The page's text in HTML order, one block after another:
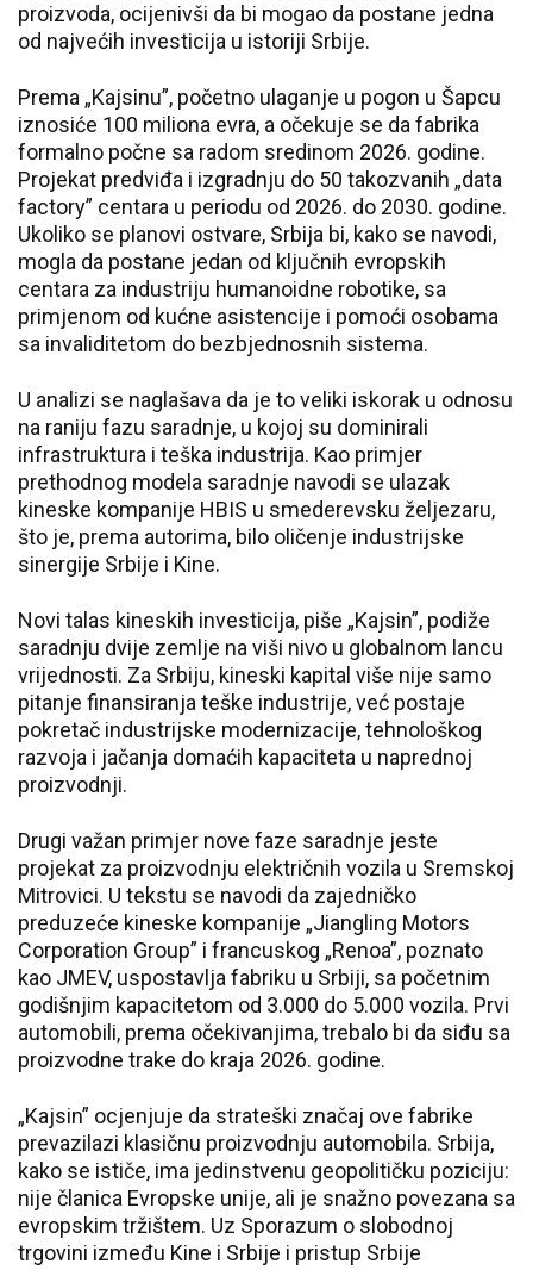
proizvoda, ocijenivši da bi mogao da postane jedna
od najvećih investicija u istoriji Srbije.
Prema „Kajsinu”, početno ulaganje u pogon u Šapcu
iznosiće 100 miliona evra, a očekuje se da fabrika
formalno počne sa radom sredinom 2026. godine.
Projekat predviđa i izgradnju do 50 takozvanih „data
factory” centara u periodu od 2026. do 2030. godine.
Ukoliko se planovi ostvare, Srbija bi, kako se navodi,
mogla da postane jedan od ključnih evropskih
centara za industriju humanoidne robotike, sa
primjenom od kućne asistencije i pomoći osobama
sa invaliditetom do bezbjednosnih sistema.
U analizi se naglašava da je to veliki iskorak u odnosu
na raniju fazu saradnje, u kojoj su dominirali
infrastruktura i teška industrija. Kao primjer
prethodnog modela saradnje navodi se ulazak
kineske kompanije HBIS u smederevsku željezaru,
što je, prema autorima, bilo oličenje industrijske
sinergije Srbije i Kine.
Novi talas kineskih investicija, piše „Kajsin”, podiže
saradnju dvije zemlje na viši nivo u globalnom lancu
vrijednosti. Za Srbiju, kineski kapital više nije samo
pitanje finansiranja teške industrije, već postaje
pokretač industrijske modernizacije, tehnološkog
razvoja i jačanja domaćih kapaciteta u naprednoj
proizvodnji.
Drugi važan primjer nove faze saradnje jeste
projekat za proizvodnju električnih vozila u Sremskoj
Mitrovici. U tekstu se navodi da zajedničko
preduzeće kineske kompanije „Jiangling Motors
Corporation Group” i francuskog „Renoa”, poznato
kao JMEV, uspostavlja fabriku u Srbiji, sa početnim
godišnjim kapacitetom od 3.000 do 5.000 vozila. Prvi
automobili, prema očekivanjima, trebalo bi da siđu sa
proizvodne trake do kraja 2026. godine.
„Kajsin” ocjenjuje da strateški značaj ove fabrike
prevazilazi klasičnu proizvodnju automobila. Srbija,
kako se ističe, ima jedinstvenu geopolitičku poziciju:
nije članica Evropske unije, ali je snažno povezana sa
evropskim tržištem. Uz Sporazum o slobodnoj
trgovini između Kine i Srbije i pristup Srbije